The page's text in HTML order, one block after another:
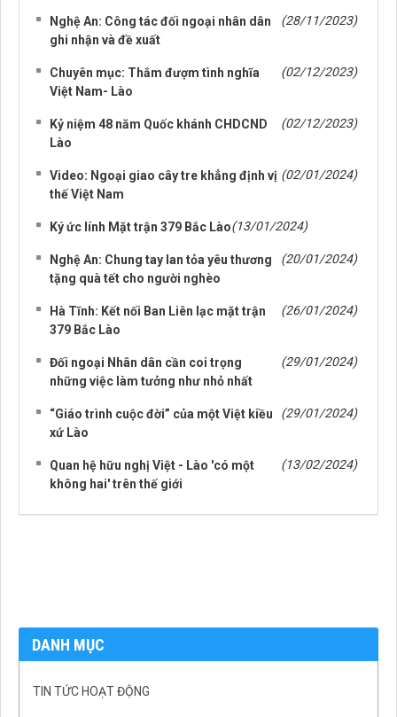
Nghệ An: Công tác đối ngoại nhân dân
ghi nhận và đề xuất
(28/11/2023)
Chuyên mục: Thắm đượm tình nghĩa
Việt Nam- Lào
(02/12/2023)
Kỷ niệm 48 năm Quốc khánh CHDCND
Lào
(02/12/2023)
Video: Ngoại giao cây tre khẳng định vị
thế Việt Nam
(02/01/2024)
Ký ức lính Mặt trận 379 Bắc Lào(13/01/2024)
Nghệ An: Chung tay lan tỏa yêu thương
tặng quà tết cho người nghèo
(20/01/2024)
Hà Tĩnh: Kết nối Ban Liên lạc mặt trận
379 Bắc Lào
(26/01/2024)
Đối ngoại Nhân dân cần coi trọng
những việc làm tưởng như nhỏ nhất
(29/01/2024)
“Giáo trình cuộc đời” của một Việt kiều
xứ Lào
(29/01/2024)
Quan hệ hữu nghị Việt - Lào 'có một
không hai' trên thế giới
(13/02/2024)
DANH MỤC
TIN TỨC HOẠT ĐỘNG